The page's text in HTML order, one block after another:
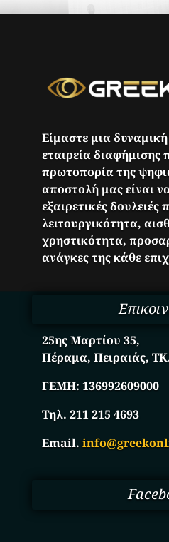
Είμαστε μια
εταιρεία διαφήμισης
πρωτοπορία της
αποστολή μας είναι
εξαιρετικές
λειτουργικότητα,
χρηστικότητα,
ανάγκες της κάθε
25ης Μαρτίου 35,
Πέραμα, Πειραιάς,
ΓΕΜΗ:136992609000
Τηλ. 211 215 4693
Email.